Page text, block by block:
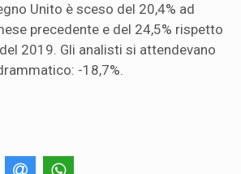
Unito è sceso del 20,4% ad
precedente e del 24,5% rispetto
2019. Gli analisti si attendevano
-18,7%.